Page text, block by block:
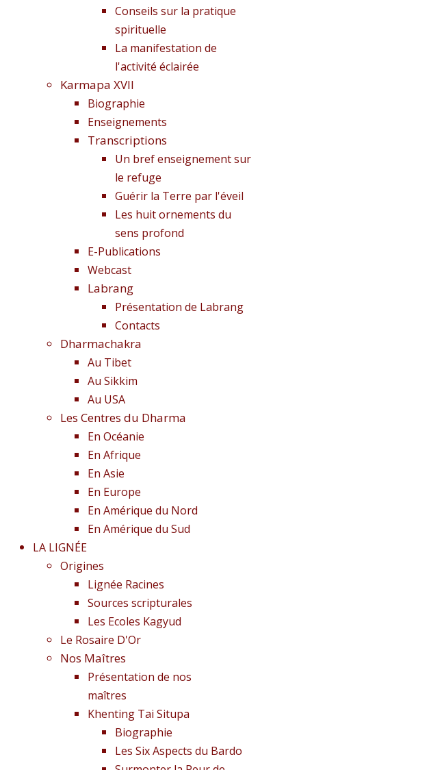
Conseils sur la pratique
spirituelle
La manifestation de
l'activité éclairée
Karmapa XVII
Biographie
Enseignements
Transcriptions
Un bref enseignement sur
le refuge
Guérir la Terre par l'éveil
Les huit ornements du
sens profond
E-Publications
Webcast
Labrang
Présentation de Labrang
Contacts
Dharmachakra
Au Tibet
Au Sikkim
Au USA
Les Centres du Dharma
En Océanie
En Afrique
En Asie
En Europe
En Amérique du Nord
En Amérique du Sud
LA LIGNÉE
Origines
Lignée Racines
Sources scripturales
Les Ecoles Kagyud
Le Rosaire D'Or
Nos Maîtres
Présentation de nos
maîtres
Khenting Tai Situpa
Biographie
Les Six Aspects du Bardo